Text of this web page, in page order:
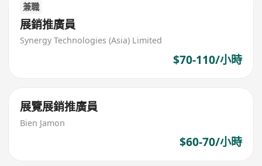
兼職
展銷推廣員
Synergy Technologies (Asia) Limited
$70-110/小時
展覽展銷推廣員
Bien Jamon
$60-70/小時